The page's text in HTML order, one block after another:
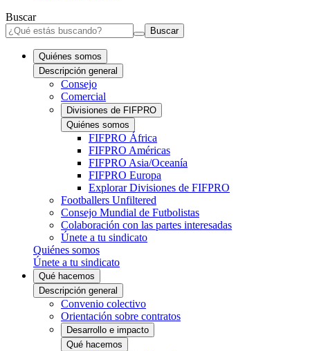
Buscar
Buscar
Quiénes somos
Descripción general
Consejo
Comercial
Divisiones de FIFPRO
Quiénes somos
FIFPRO África
FIFPRO Américas
FIFPRO Asia/Oceanía
FIFPRO Europa
Explorar Divisiones de FIFPRO
Footballers Unfiltered
Consejo Mundial de Futbolistas
Colaboración con las partes interesadas
Únete a tu sindicato
Quiénes somos
Únete a tu sindicato
Qué hacemos
Descripción general
Convenio colectivo
Orientación sobre contratos
Desarrollo e impacto
Qué hacemos